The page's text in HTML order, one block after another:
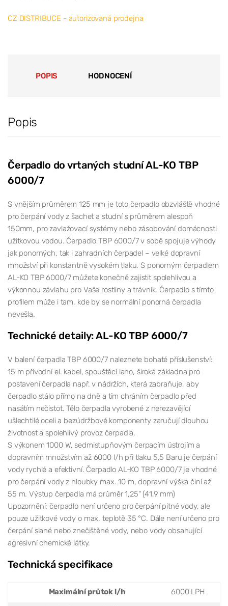
CZ DISTRIBUCE - autorizovaná prodejna
POPIS HODNOCENÍ
Popis
Čerpadlo do vrtaných studní AL-KO TBP
6000/7
S vnějším průměrem 125 mm je toto čerpadlo obzvláště vhodné
pro čerpání vody z šachet a studní s průměrem alespoň
150mm, pro zavlažovací systémy nebo zásobování domácnosti
užitkovou vodou. Čerpadlo TBP 6000/7 v sobě spojuje výhody
jak ponorných, tak i zahradních čerpadel – velké dopravní
množství při konstantně vysokém tlaku. S ponorným čerpadlem
AL-KO TBP 6000/7 můžete konečně zajistit spolehlivou a
výkonnou závlahu pro Vaše rostliny a trávník. Čerpadlo s tímto
profilem může i tam, kde by se normální ponorná čerpadla
nevešla.
Technické detaily: AL-KO TBP 6000/7
V balení čerpadla TBP 6000/7 naleznete bohaté příslušenství:
15 m přívodní el. kabel, spouštěcí lano, široká základna pro
postavení čerpadla např. v nádržích, která zabraňuje, aby
čerpadlo stálo přímo na dně a tím chráním čerpadlo před
nasátím nečistot. Tělo čerpadla vyrobené z nerezavějící
ušlechtilé oceli a bezúdržbové komponenty zaručují dlouhou
životnost a spolehlivý provoz čerpadla.
S výkonem 1000 W, sedmistupňovým čerpacím ústrojím a
dopravním množstvím až 6000 l/h při tlaku 5,5 Baru je čerpání
vody rychlé a efektivní. Čerpadlo AL-KO TBP 6000/7 je vhodné
pro čerpání vody z hloubky max. 10 m, dopravní výška činí až
55 m. Výstup čerpadla má průměr 1,25" (41,9 mm)
Upozornění: čerpadlo není určeno pro čerpání pitné vody, ale
pouze užitkové vody o max. teplotě 35 °C. Dále není určeno pro
čerpání slané nebo znečištěné vody, nebo vody obsahující
agresivní chemické látky.
Technická specifikace
Maximální průtok l/h 6000 LPH